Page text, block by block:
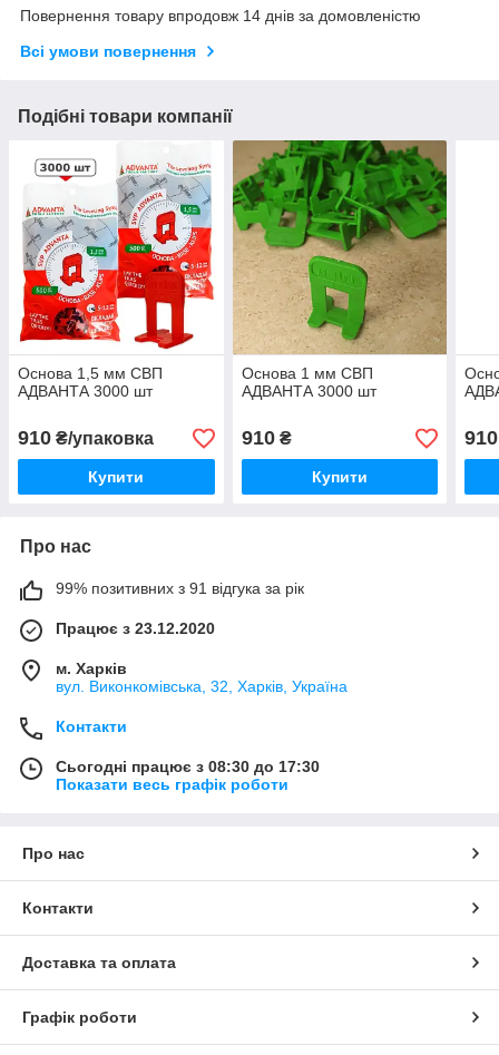
Повернення товару впродовж 14 днів за домовленістю
Всі умови повернення
Подібні товари компанії
Основа 1,5 мм СВП
АДВАНТА 3000 шт
910 ₴/упаковка
Купити
Основа 1 мм СВП
АДВАНТА 3000 шт
910₴
Купити
910
Про нас
99% позитивних з 91 відгука за рік
Працює з 23.12.2020
м. Харків
вул. Виконкомівська, 32, Харків, Україна
Контакти
Сьогодні працює з 08:30 до 17:30
Показати весь графік роботи
Про нас
Контакти
Доставка та оплата
Графік роботи